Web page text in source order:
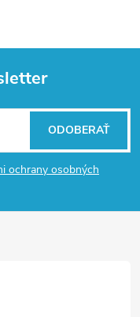
ochrany osobných
ODOBERAŤ